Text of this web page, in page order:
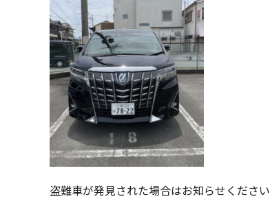
盗難車が発見された場合はお知らせください